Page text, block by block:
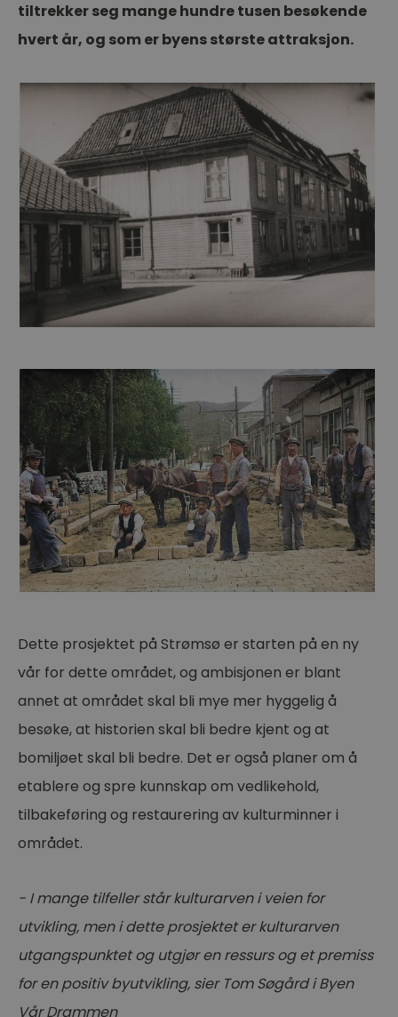
tiltrekker seg mange hundre tusen besøkende
hvert år, og som er byens største attraksjon.
Dette prosjektet på Strømsø er starten på en ny
vår for dette området, og ambisjonen er blant
annet at området skal bli mye mer hyggelig å
besøke, at historien skal bli bedre kjent og at
bomiljøet skal bli bedre. Det er også planer om å
etablere og spre kunnskap om vedlikehold,
tilbakeføring og restaurering av kulturminner i
området.
- I mange tilfeller står kulturarven i veien for
utvikling, men i dette prosjektet er kulturarven
utgangspunktet og utgjør en ressurs og et premiss
for en positiv byutvikling, sier Tom Søgård i Byen
Vår Drammen